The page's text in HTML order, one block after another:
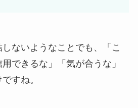
ないようなことでも、「こ
できるな」「気が合うな」
すね。